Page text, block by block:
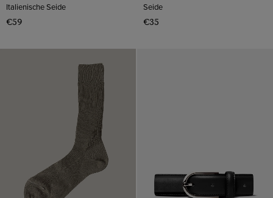
Italienische Seide
€59
Seide
€35